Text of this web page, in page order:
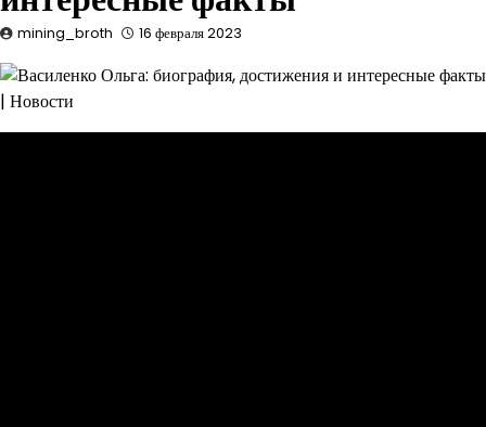
mining_broth 16 февраля 2023